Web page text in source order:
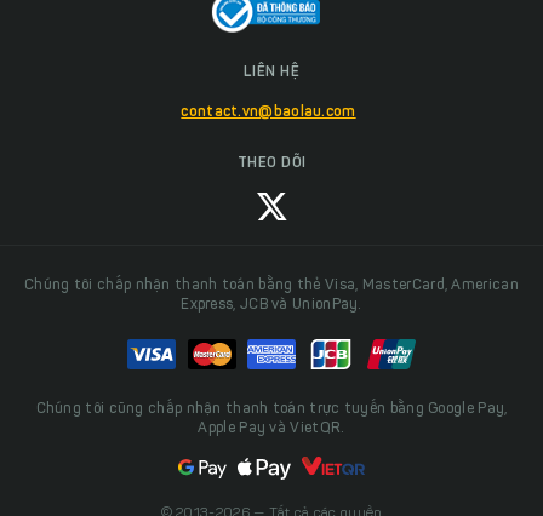
LIÊN HỆ
contact.vn@baolau.com
THEO DÕI
Chúng tôi chấp nhận thanh toán bằng thẻ Visa, MasterCard, American
Express, JCB và UnionPay.
Chúng tôi cũng chấp nhận thanh toán trực tuyến bằng Google Pay,
Apple Pay và VietQR.